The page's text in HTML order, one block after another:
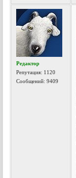
Редактор
Репутация: 1120
Сообщений: 9409